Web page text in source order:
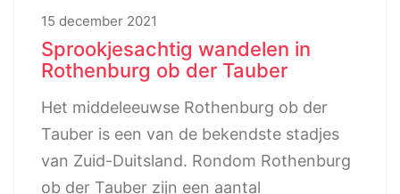
15 december 2021
Sprookjesachtig wandelen in
Rothenburg ob der Tauber
Het middeleeuwse Rothenburg ob der
Tauber is een van de bekendste stadjes
van Zuid-Duitsland. Rondom Rothenburg
ob der Tauber zijn een aantal